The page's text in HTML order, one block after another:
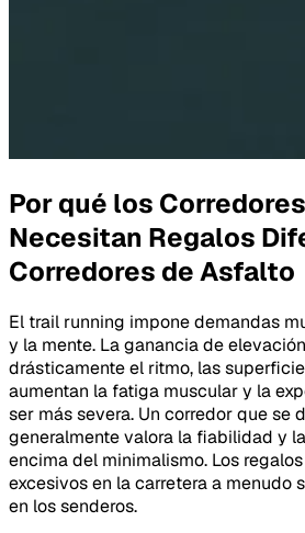
Por qué los
Necesitan Regalos
Corredores de Asfalto
El trail running impone demandas
y la mente. La ganancia de
drásticamente el ritmo, las
aumentan la fatiga muscular y la
ser más severa. Un corredor que se
generalmente valora la fiabilidad y
encima del minimalismo. Los
excesivos en la carretera a menudo
en los senderos.